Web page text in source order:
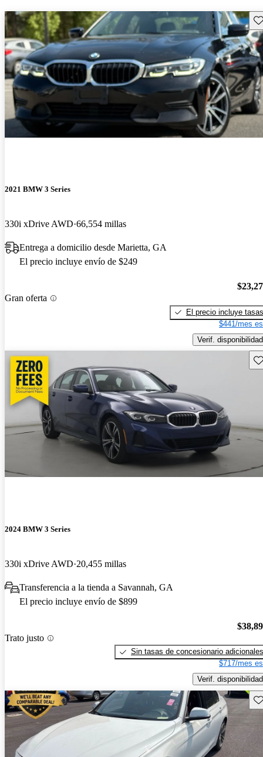
2021 BMW 3 Series
330i xDrive AWD 66,554 millas
Entrega a domicilio desde Marietta, GA
El precio incluye envío de $249
Gran oferta
El precio incluye tasas
$441/mes
Verif. disponibilidad
2024 BMW 3 Series
330i xDrive AWD 20,455 millas
Transferencia a la tienda a Savannah, GA
El precio incluye envío de $899
Trato justo
Sin tasas de concesionario adicionales
$717/mes
Verif. disponibilidad